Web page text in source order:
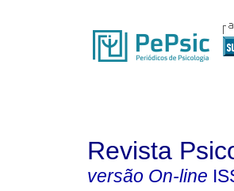
Revista
versão On-line